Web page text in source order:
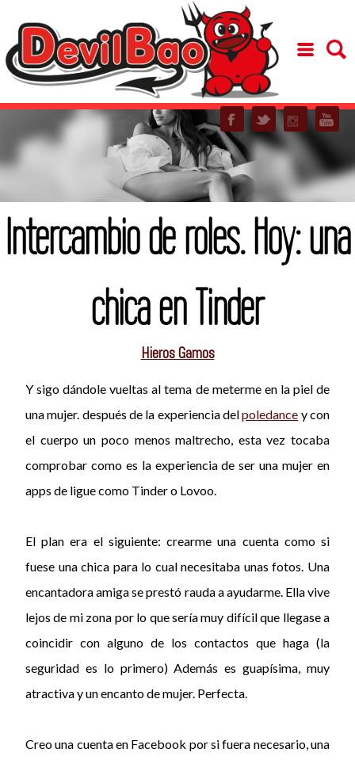
Intercambio de roles. Hoy: una
chica en Tinder
Hieros Gamos
Y sigo dándole vueltas al tema de meterme en la piel de
una mujer. después de la experiencia delpoledance y con
el cuerpo un poco menos maltrecho, esta vez tocaba
comprobar como es la experiencia de ser una mujer en
apps de ligue como Tinder o Lovoo.
El plan era el siguiente: crearme una cuenta como si
fuese una chica para lo cual necesitaba unas fotos. Una
encantadora amiga se prestó rauda a ayudarme. Ella vive
lejos de mi zona por lo que sería muy difícil que llegase a
coincidir con alguno de los contactos que haga (la
seguridad es lo primero) Además es guapísima, muy
atractiva y un encanto de mujer. Perfecta.
Creo una cuenta en Facebook por si fuera necesario, una